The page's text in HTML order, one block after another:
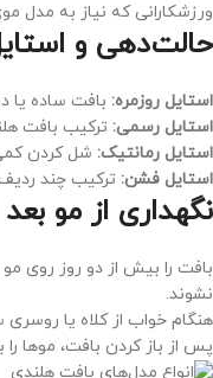
ورزشکارانی که نیاز به مدل
حالت‌دهی و
استایل روزمره: بافت ساده یا
استایل رسمی: ترکیب بافت
استایل رمانتیک: شل کردن کمی
استایل فشن: ترکیب چند
نگهداری از مو
بافت را بیش از دو روز روی
نشوند.
هنگام خواب از کلاه یا روسری
پس از باز کردن بافت، موها را